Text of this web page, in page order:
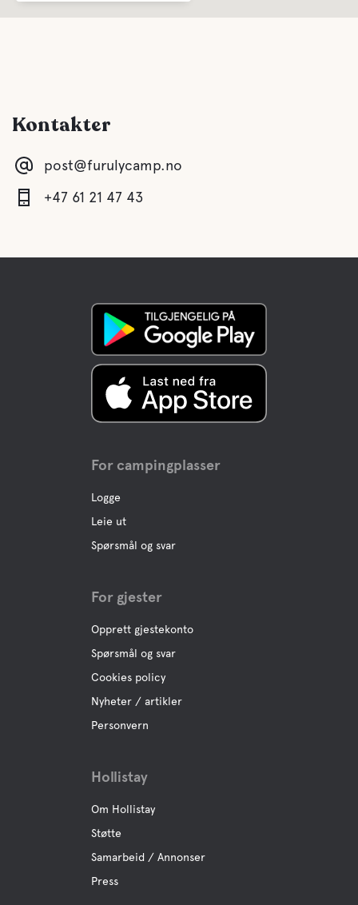
Kontakter
post@furulycamp.no
+47 61 21 47 43
For campingplasser
Logge
Leie ut
Spørsmål og svar
For gjester
Opprett gjestekonto
Spørsmål og svar
Cookies policy
Nyheter / artikler
Personvern
Hollistay
Om Hollistay
Støtte
Samarbeid / Annonser
Press